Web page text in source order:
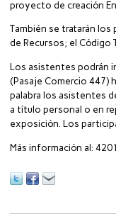
proyecto de creación
También se tratarán los
de Recursos; el Código
Los asistentes podrán
(Pasaje Comercio 447)
palabra los asistentes
a título personal o en
exposición. Los
Más información al: